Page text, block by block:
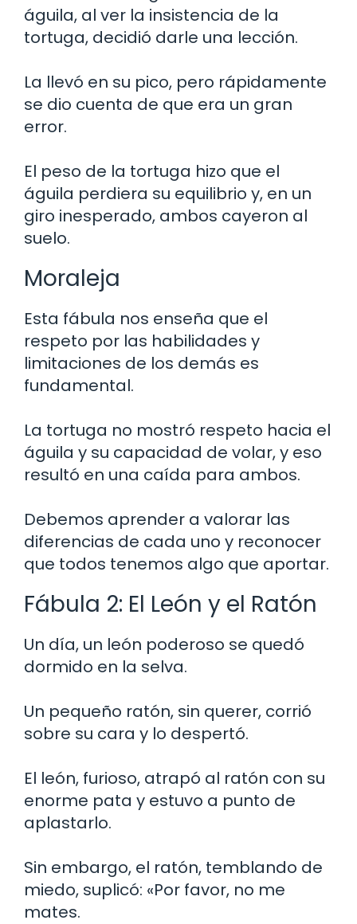
águila, al ver la insistencia de la
tortuga, decidió darle una lección.
La llevó en su pico, pero rápidamente
se dio cuenta de que era un gran
error.
El peso de la tortuga hizo que el
águila perdiera su equilibrio y, en un
giro inesperado, ambos cayeron al
suelo.
Moraleja
Esta fábula nos enseña que el
respeto por las habilidades y
limitaciones de los demás es
fundamental.
La tortuga no mostró respeto hacia el
águila y su capacidad de volar, y eso
resultó en una caída para ambos.
Debemos aprender a valorar las
diferencias de cada uno y reconocer
que todos tenemos algo que aportar.
Fábula 2: El León y el Ratón
Un día, un león poderoso se quedó
dormido en la selva.
Un pequeño ratón, sin querer, corrió
sobre su cara y lo despertó.
El león, furioso, atrapó al ratón con su
enorme pata y estuvo a punto de
aplastarlo.
Sin embargo, el ratón, temblando de
miedo, suplicó: «Por favor, no me
mates.